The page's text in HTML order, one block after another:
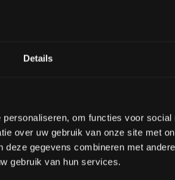
Details
om functies voor social
over uw gebruik van onze site met
gegevens combineren met
gebruik van hun services.
Bam! 5% korting op je